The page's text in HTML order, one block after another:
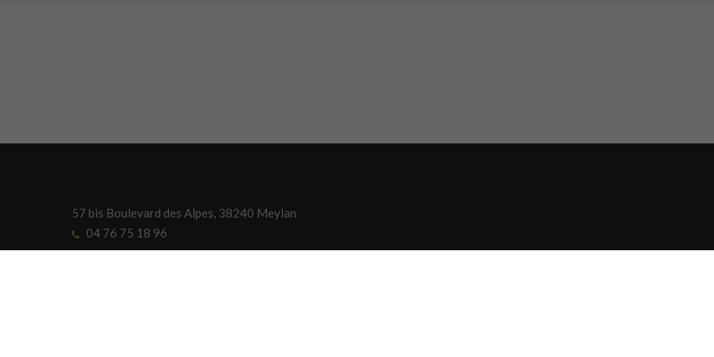
57 bis Boulevard des Alpes, 38240 Meylan
04 76 75 18 96